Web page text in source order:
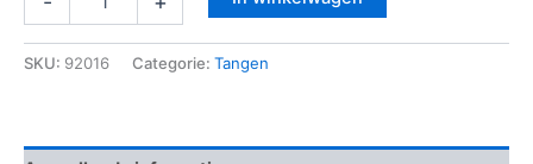
SKU: 92016 Categorie: Tangen